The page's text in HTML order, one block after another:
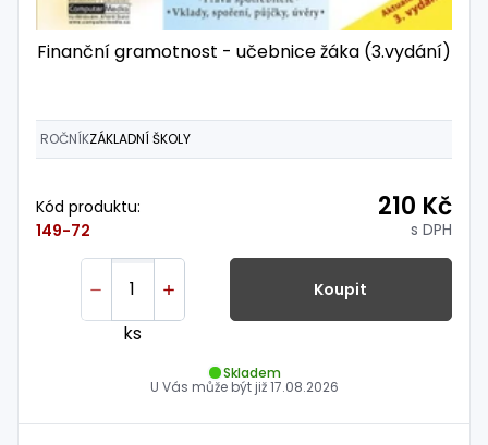
Finanční gramotnost - učebnice žáka (3.vydání)
ROČNÍKZÁKLADNÍ ŠKOLY
Kód produktu:
149-72
210 Kč
s DPH
ks
Koupit
Skladem
U Vás může být již17.08.2026